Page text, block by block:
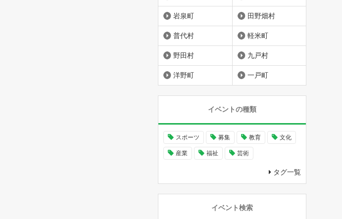
岩泉町 田野畑村
普代村 軽米町
野田村 九戸村
洋野町 一戸町
イベントの種類
スポーツ 募集 教育 文化
産業 福祉 芸術
タグ一覧
イベント検索